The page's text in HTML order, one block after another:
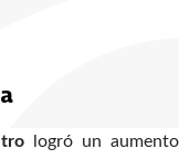
logró un aumento